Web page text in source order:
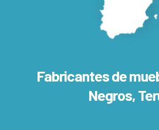
Fabricantes de
Negros,